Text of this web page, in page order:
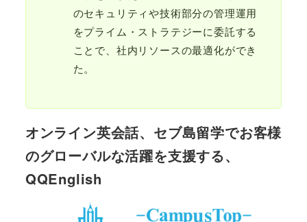
のセキュリティや技術部分の管理運用
をプライム・ストラテジーに委託する
ことで、社内リソースの最適化ができ
た。
オンライン英会話、セブ島留学でお客様
のグローバルな活躍を支援する、
QQEnglish